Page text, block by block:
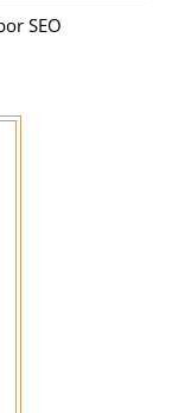
SEO